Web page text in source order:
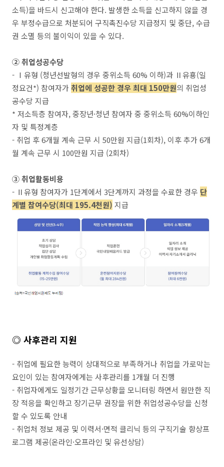
소득)을 바드시 신고해야 한다. 발생한 소득을 신고하지 않을 경
우 부정수급으로 처분되어 구직촉진수당 지급정지 및 중단, 수급
권 소멸 등의 불이익이 있을 수 있다.
② 취업성공수당
- Ⅰ유형 (청년선발형의 경우 중위소득 60% 이하)과 Ⅱ유횽(일
정요건*) 참여자가취업에 성공한 경우 최대 150만원의 취업성
공수당 지급
* 저소득층 참여자, 중장년·청년 참여자 중 중위소득 60%이하인
자 및 특정계층
- 취업 후 6개월 계속 근무 시 50만원 지급(1회차), 이후 추가 6개
월 계속 근무 시 100만원 지급 (2회차)
③ 취업활동비용
- Ⅱ유형 참여자가 1단계에서 3단계까지 과정을 수료한 경우 단
계별 참여수당(최대 195.4천원) 지급
◎ 사후관리 지원
- 취업에 필요한 능력이 상대적으로 부족하거나 취업을 가로막는
요인이 있는 참여자에게는 사후관리를 1개월 더 진행
- 취업자에게도 일정기간 근무상황을 모니터링 하면서 원만한 직
장 적응을 확인하고 장기근무 권장을 위한 취업성공수당을 신청
할 수 있도록 안내
- 취업처 정보 제공 및 이력서·면적 클리닉 등의 구직기술 향상프
로그램 제공(온라인·오프라인 및 유선상담)